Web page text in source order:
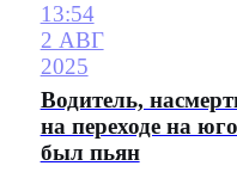
13:54
2 АВГ
2025
Водитель,
на переходе на
был пьян